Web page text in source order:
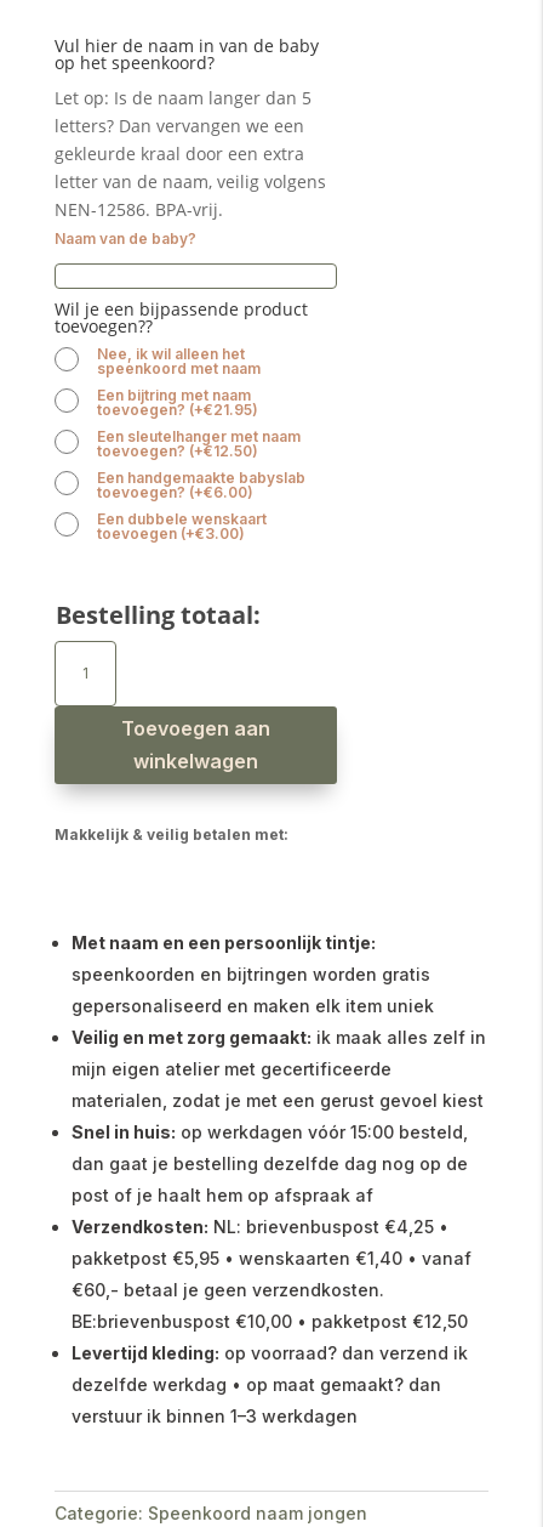
Vul hier de naam in van de baby
op het speenkoord?
Let op: Is de naam langer dan 5
letters? Dan vervangen we een
gekleurde kraal door een extra
letter van de naam, veilig volgens
NEN-12586. BPA-vrij.
Naam van de baby?
Wil je een bijpassende product
toevoegen??
Nee, ik wil alleen het
speenkoord met naam
Een bijtring met naam
toevoegen? (+€21.95)
Een sleutelhanger met naam
toevoegen? (+€12.50)
Een handgemaakte babyslab
toevoegen? (+€6.00)
Een dubbele wenskaart
toevoegen (+€3.00)
Bestelling totaal:
Speenkoord
naam
koalabeer
Toevoegen aan
winkelwagen
Makkelijk & veilig betalen met:
Met naam en een persoonlijk tintje:
speenkoorden en bijtringen worden gratis
gepersonaliseerd en maken elk item uniek
Veilig en met zorg gemaakt: ik maak alles zelf in
mijn eigen atelier met gecertificeerde
materialen, zodat je met een gerust gevoel kiest
Snel in huis: op werkdagen vóór 15:00 besteld,
dan gaat je bestelling dezelfde dag nog op de
post of je haalt hem op afspraak af
Verzendkosten: NL: brievenbuspost €4,25 •
pakketpost €5,95 • wenskaarten €1,40 • vanaf
€60,- betaal je geen verzendkosten.
BE:brievenbuspost €10,00 • pakketpost €12,50
Levertijd kleding: op voorraad? dan verzend ik
dezelfde werkdag • op maat gemaakt? dan
verstuur ik binnen 1–3 werkdagen
Categorie: Speenkoord naam jongen